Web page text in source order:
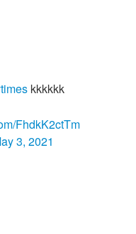
kkkkkk
FhdkK2ctTm
3, 2021